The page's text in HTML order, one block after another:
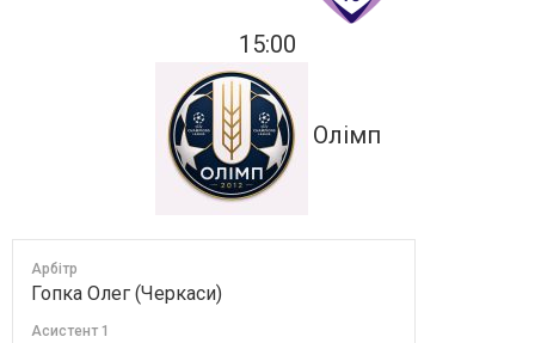
15:00
Олімп
Арбітр
Гопка Олег (Черкаси)
Асистент 1